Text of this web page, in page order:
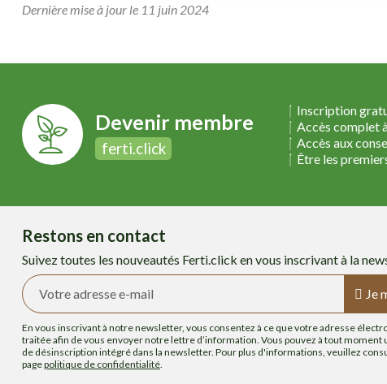
Dernière mise à jour le 11 juin 2024
Devenir membre
ferti.click
Inscription
Accès complet
Accès aux
Être les
Restons en contact
Suivez toutes les nouveautés Ferti.click en vous inscrivant à la
Je
En vous inscrivant à notre newsletter, vous consentez à ce que votre adresse
traitée afin de vous envoyer notre lettre d’information. Vous pouvez à tout moment
de désinscription intégré dans la newsletter. Pour plus d'informations, veuillez
pagepolitique de confidentialité